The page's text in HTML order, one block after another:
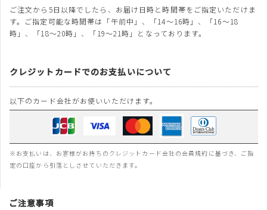
ご注文から5日以降でしたら、お届け日時と時間帯をご指定いただけま
す。ご指定可能な時間帯は「午前中」、「14～16時」、「16～18
時」、「18～20時」、「19～21時」となっております。
クレジットカードでのお支払いについて
以下のカード会社がお使いいただけます。
※お支払いは、お客様がお持ちのクレジットカード会社の会員規約に基づき、ご指
定の口座から引落としさせていただきます。
ご注意事項